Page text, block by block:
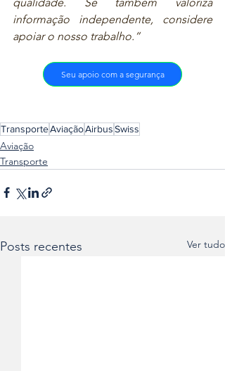
informação independente, considere
apoiar o nosso trabalho.”
Seu apoio com a segurança
TransporteAviaçãoAirbusSwiss
Aviação
Transporte
Posts recentes Ver tudo